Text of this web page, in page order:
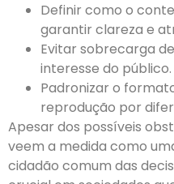
Definir como o
garantir clareza e
Evitar sobrecarga
interesse do público.
Padronizar o
reprodução por
Apesar dos possíveis
veem a medida como
cidadão comum das